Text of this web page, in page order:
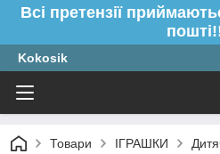
Всі претензії
Kokosik
Товари ІГРАШКИ